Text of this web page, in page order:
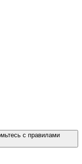
с правилами